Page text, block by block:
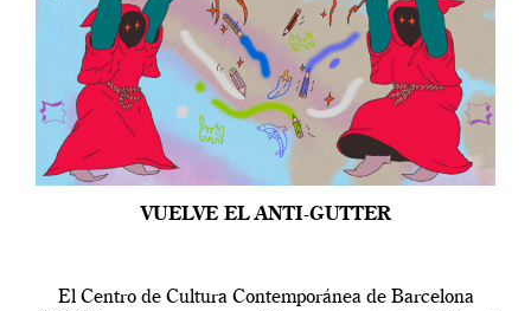
VUELVE EL ANTI-GUTTER
El Centro de Cultura Contemporánea de Barcelona